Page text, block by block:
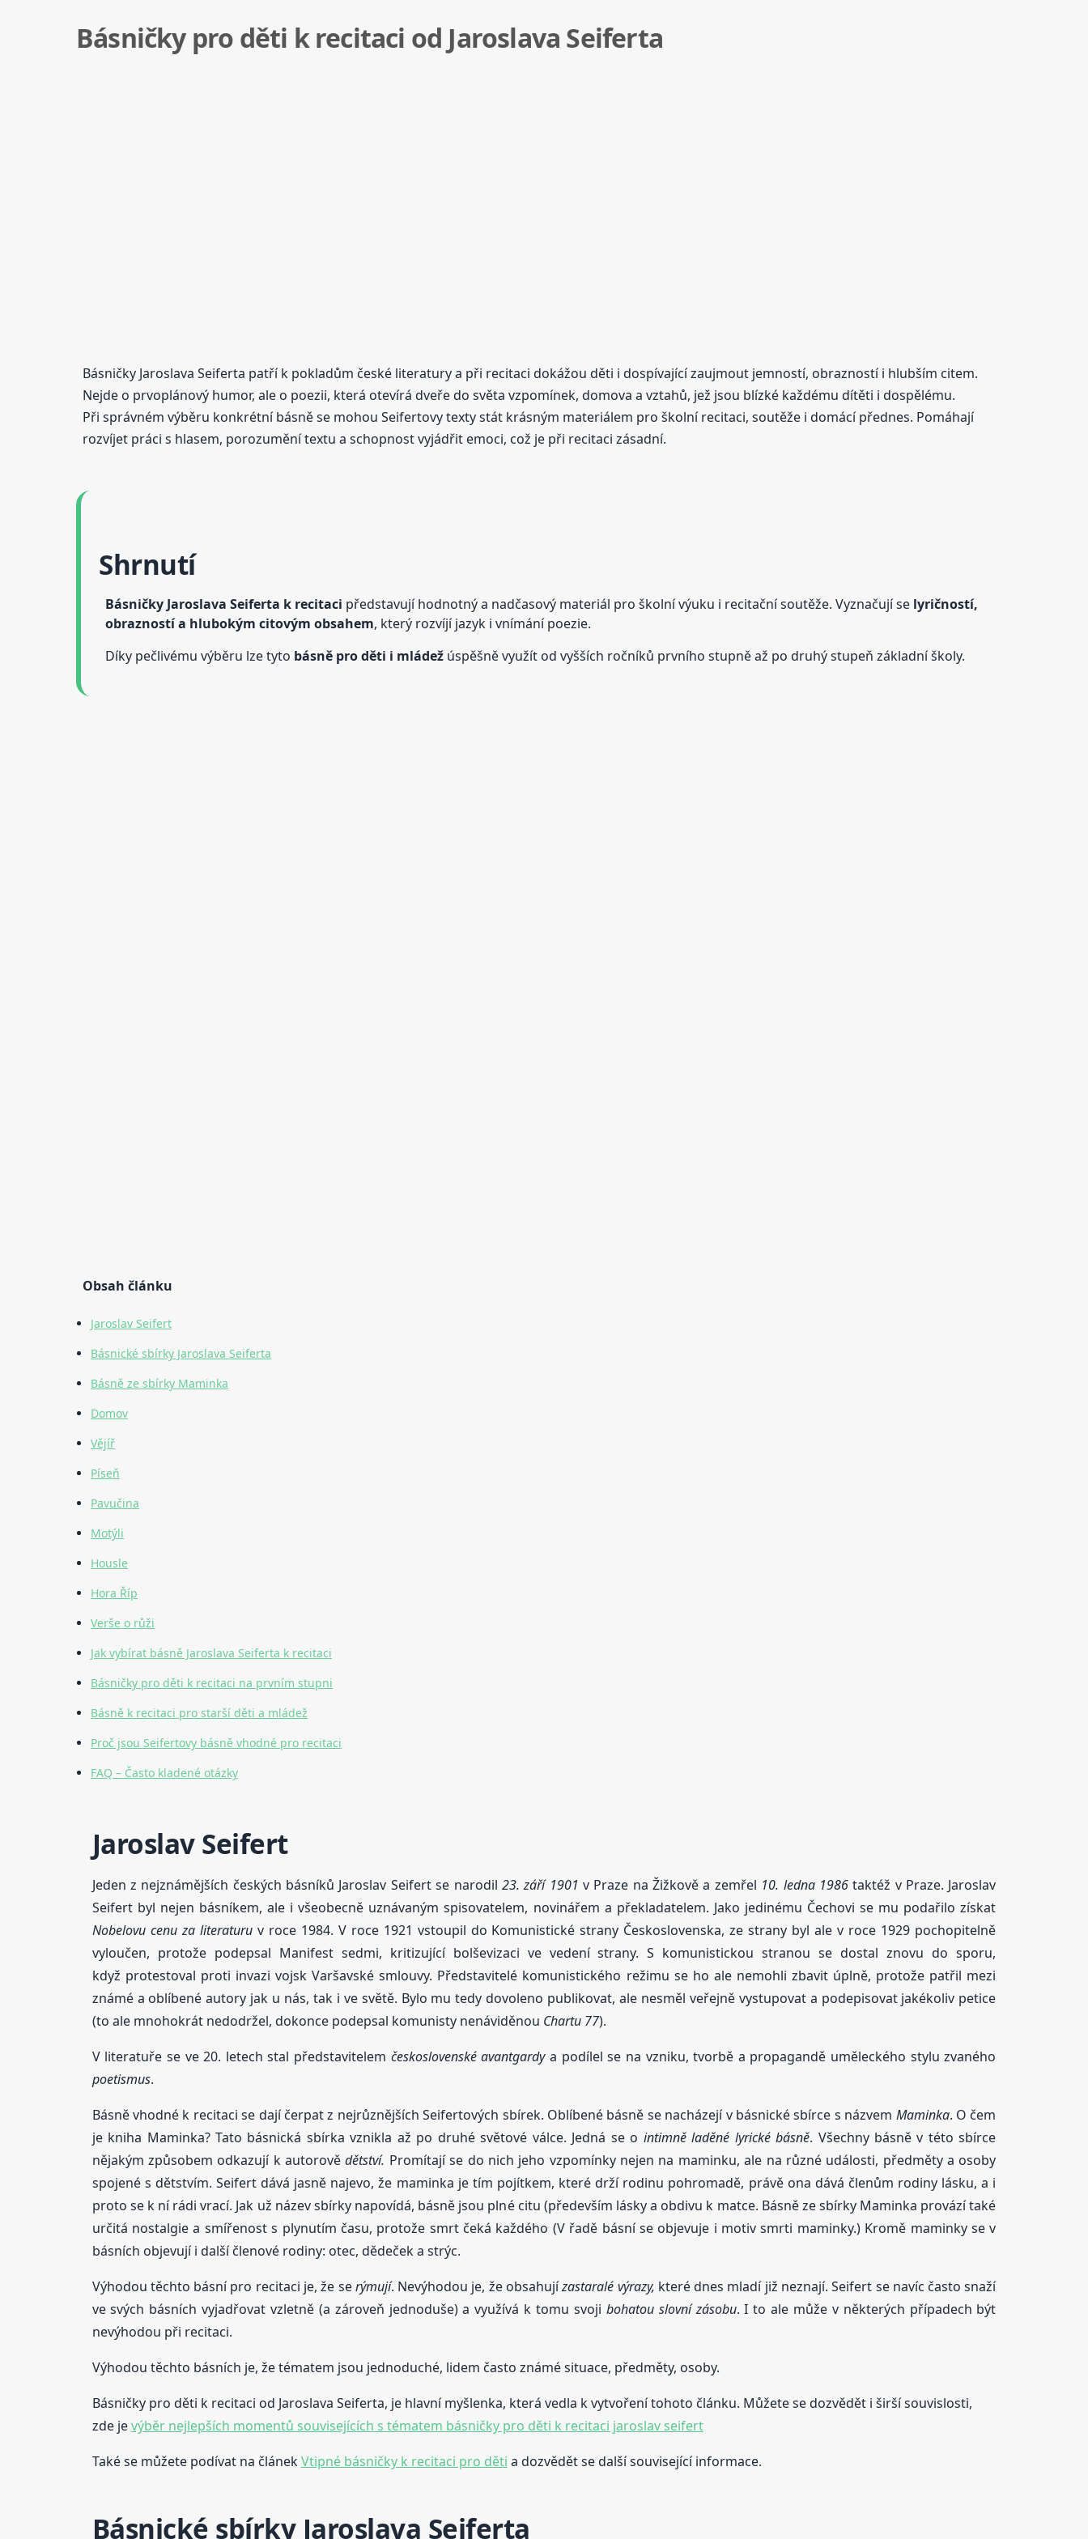
Básničky pro děti k recitaci od Jaroslava Seiferta
Básničky Jaroslava Seiferta patří k pokladům české literatury a při recitaci dokážou děti i dospívající zaujmout jemností, obrazností i hlubším citem.
Nejde o prvoplánový humor, ale o poezii, která otevírá dveře do světa vzpomínek, domova a vztahů, jež jsou blízké každému dítěti i dospělému.
Při správném výběru konkrétní básně se mohou Seifertovy texty stát krásným materiálem pro školní recitaci, soutěže i domácí přednes. Pomáhají
rozvíjet práci s hlasem, porozumění textu a schopnost vyjádřit emoci, což je při recitaci zásadní.
Shrnutí
Básničky Jaroslava Seiferta k recitaci představují hodnotný a nadčasový materiál pro školní výuku i recitační soutěže. Vyznačují se lyričností,
obrazností a hlubokým citovým obsahem, který rozvíjí jazyk i vnímání poezie.
Díky pečlivému výběru lze tyto básně pro děti i mládež úspěšně využít od vyšších ročníků prvního stupně až po druhý stupeň základní školy.
Obsah článku
Jaroslav Seifert
Básnické sbírky Jaroslava Seiferta
Básně ze sbírky Maminka
Domov
Vějíř
Píseň
Pavučina
Motýli
Housle
Hora Říp
Verše o růži
Jak vybírat básně Jaroslava Seiferta k recitaci
Básničky pro děti k recitaci na prvním stupni
Básně k recitaci pro starší děti a mládež
Proč jsou Seifertovy básně vhodné pro recitaci
FAQ – Často kladené otázky
Jaroslav Seifert
Jeden z nejznámějších českých básníků Jaroslav Seifert se narodil 23. září 1901 v Praze na Žižkově a zemřel 10. ledna 1986taktéž v Praze. Jaroslav
Seifert byl nejen básníkem, ale i všeobecně uznávaným spisovatelem, novinářem a překladatelem. Jako jedinému Čechovi se mu podařilo získat
Nobelovu cenu za literaturuv roce 1984. V roce 1921 vstoupil do Komunistické strany Československa, ze strany byl ale v roce 1929 pochopitelně
vyloučen, protože podepsal Manifest sedmi, kritizující bolševizaci ve vedení strany. S komunistickou stranou se dostal znovu do sporu,
když protestoval proti invazi vojsk Varšavské smlouvy. Představitelé komunistického režimu se ho ale nemohli zbavit úplně, protože patřil mezi
známé a oblíbené autory jak u nás, tak i ve světě. Bylo mu tedy dovoleno publikovat, ale nesměl veřejně vystupovat a podepisovat jakékoliv petice
(to ale mnohokrát nedodržel, dokonce podepsal komunisty nenáviděnou Chartu 77).
V literatuře se ve 20. letech stal představitelem československé avantgardya podílel se na vzniku, tvorbě a propagandě uměleckého stylu zvaného
poetismus.
Básně vhodné k recitaci se dají čerpat z nejrůznějších Seifertových sbírek. Oblíbené básně se nacházejí v básnické sbírce s názvem Maminka. O čem
je kniha Maminka? Tato básnická sbírka vznikla až po druhé světové válce. Jedná se o intimně laděné lyrické básně. Všechny básně v této sbírce
nějakým způsobem odkazují k autorovědětství. Promítají se do nich jeho vzpomínky nejen na maminku, ale na různé události, předměty a osoby
spojené s dětstvím. Seifert dává jasně najevo, že maminka je tím pojítkem, které drží rodinu pohromadě, právě ona dává členům rodiny lásku, a i
proto se k ní rádi vrací. Jak už název sbírky napovídá, básně jsou plné citu (především lásky a obdivu k matce. Básně ze sbírky Maminka provází také
určitá nostalgie a smířenost s plynutím času, protože smrt čeká každého (V řadě básní se objevuje i motiv smrti maminky.) Kromě maminky se v
básních objevují i další členové rodiny: otec, dědeček a strýc.
Výhodou těchto básní pro recitaci je, že serýmují. Nevýhodou je, že obsahujízastaralé výrazy, které dnes mladí již neznají. Seifert se navíc často snaží
ve svých básních vyjadřovat vzletně (a zároveň jednoduše) a využívá k tomu svoji bohatou slovní zásobu. I to ale může v některých případech být
nevýhodou při recitaci.
Výhodou těchto básních je, že tématem jsou jednoduché, lidem často známé situace, předměty, osoby.
Básničky pro děti k recitaci od Jaroslava Seiferta, je hlavní myšlenka, která vedla k vytvoření tohoto článku. Můžete se dozvědět i širší souvislosti,
zde jevýběr nejlepších momentů souvisejících s tématem básničky pro děti k recitaci jaroslav seifert
Také se můžete podívat na článekVtipné básničky k recitaci pro děti a dozvědět se další související informace.
Básnické sbírky Jaroslava Seiferta